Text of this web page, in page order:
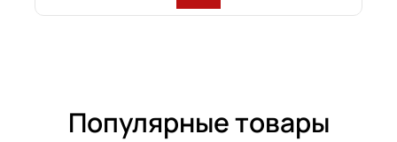
Популярные товары